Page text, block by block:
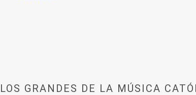
LOS GRANDES DE LA MÚSICA